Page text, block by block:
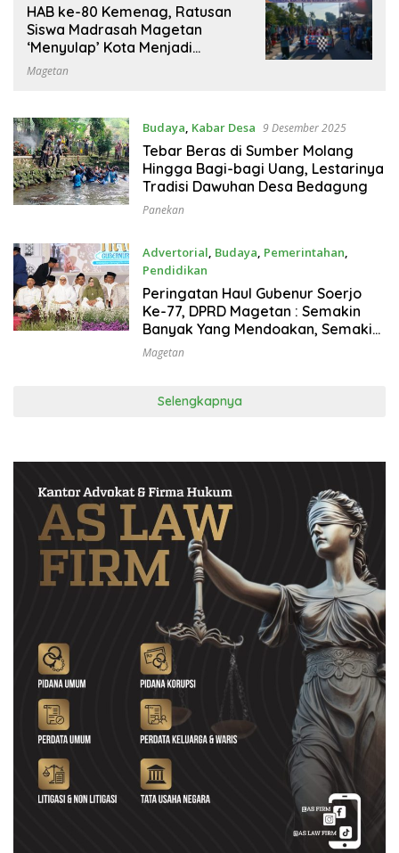
Desember 2025
HAB ke-80 Kemenag, Ratusan
Siswa Madrasah Magetan
‘Menyulap’ Kota Menjadi
Panggung Seni
Magetan
Budaya, Kabar Desa 9 Desember 2025
Tebar Beras di Sumber Molang
Hingga Bagi-bagi Uang, Lestarinya
Tradisi Dawuhan Desa Bedagung
Panekan
Advertorial, Budaya, Pemerintahan,
Pendidikan
19 November 2025
Peringatan Haul Gubenur Soerjo
Ke-77, DPRD Magetan : Semakin
Banyak Yang Mendoakan, Semakin
Meriah
Magetan
Selengkapnya